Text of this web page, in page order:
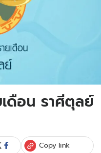
ดือน ราศีตุลย์
Copy link